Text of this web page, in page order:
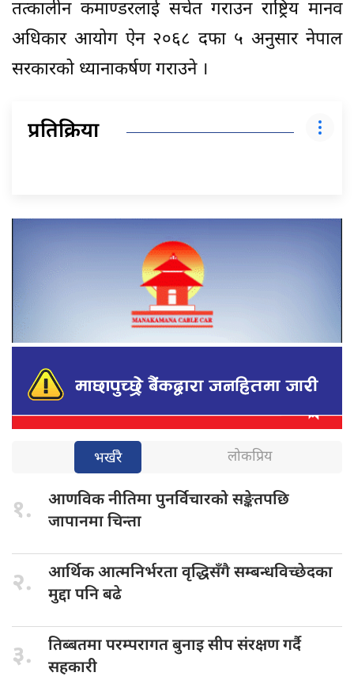
तत्कालीन कमाण्डरलाई सचेत गराउन राष्ट्रिय मानव
अधिकार आयोग ऐन २०६८ दफा ५ अनुसार नेपाल
सरकारको ध्यानाकर्षण गराउने ।
प्रतिक्रिया
भर्खरै लोकप्रिय
१. आणविक नीतिमापुनर्विचारको सङ्केतपछि
जापानमा चिन्ता
२. आर्थिक आत्मनिर्भरतावृद्धिसँगै सम्बन्धविच्छेदका
मुद्दा पनि बढे
३. तिब्बतमा परम्परागतबुनाइ सीप संरक्षण गर्दै
सहकारी